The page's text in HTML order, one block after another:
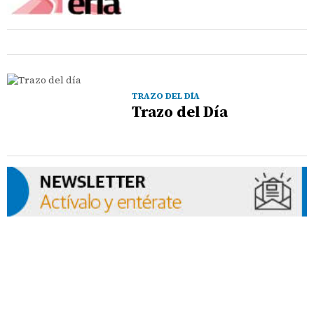
TRAZO DEL DÍA
Trazo del Día